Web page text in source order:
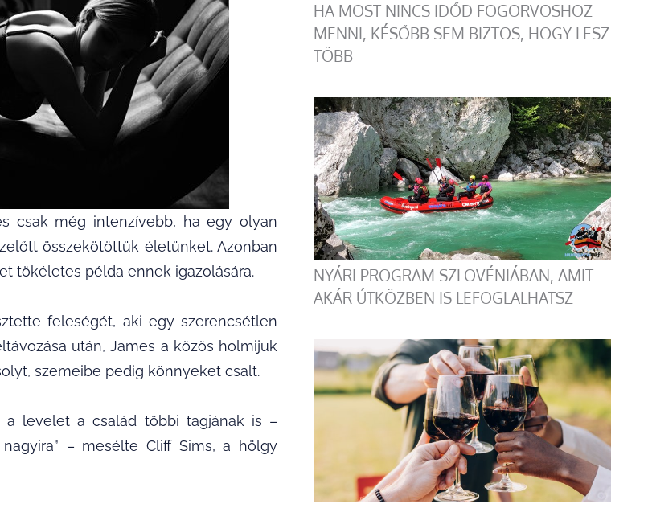
csak még intenzívebb, ha egy olyan
összekötöttük életünket. Azonban
tökéletes példa ennek igazolására.
feleségét, aki egy szerencsétlen
után, James a közös holmijuk
szemeibe pedig könnyeket csalt.
a levelet a család többi tagjának is –
– mesélte Cliff Sims, a hölgy
HA MOST NINCS IDŐD FOGORVOSHOZ
MENNI, KÉSŐBB SEM BIZTOS, HOGY LESZ
TÖBB
NYÁRI PROGRAM SZLOVÉNIÁBAN, AMIT
AKÁR ÚTKÖZBEN IS LEFOGLALHATSZ